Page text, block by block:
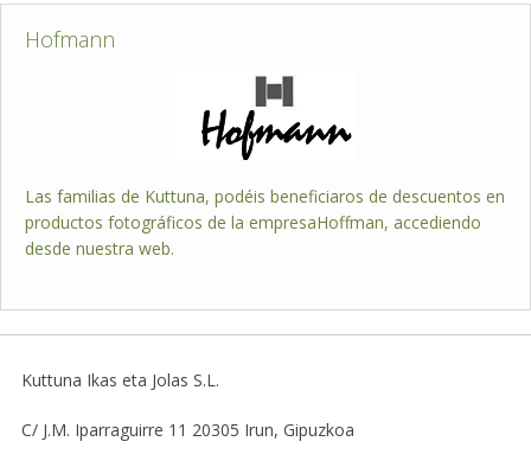
Hofmann
Las familias de Kuttuna, podéis beneficiaros de descuentos en
productos fotográficos de la empresaHoffman, accediendo
desde nuestra web.
Kuttuna Ikas eta Jolas S.L.
C/ J.M. Iparraguirre 11 20305 Irun, Gipuzkoa